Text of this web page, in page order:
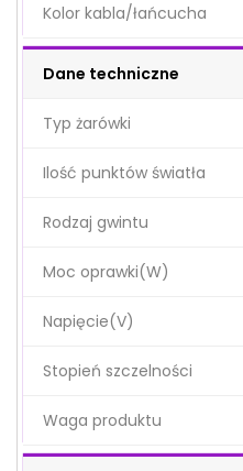
Kolor kabla/łańcucha
Dane techniczne
Typ żarówki
Ilość punktów światła
Rodzaj gwintu
Moc oprawki(W)
Napięcie(V)
Stopień szczelności
Waga produktu